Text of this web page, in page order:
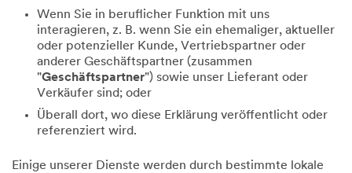
Wenn Sie in beruflicher Funktion mit uns
interagieren, z. B. wenn Sie ein ehemaliger, aktueller
oder potenzieller Kunde, Vertriebspartner oder
anderer Geschäftspartner (zusammen
"Geschäftspartner") sowie unser Lieferant oder
Verkäufer sind; oder
Überall dort, wo diese Erklärung veröffentlicht oder
referenziert wird.
Einige unserer Dienste werden durch bestimmte lokale